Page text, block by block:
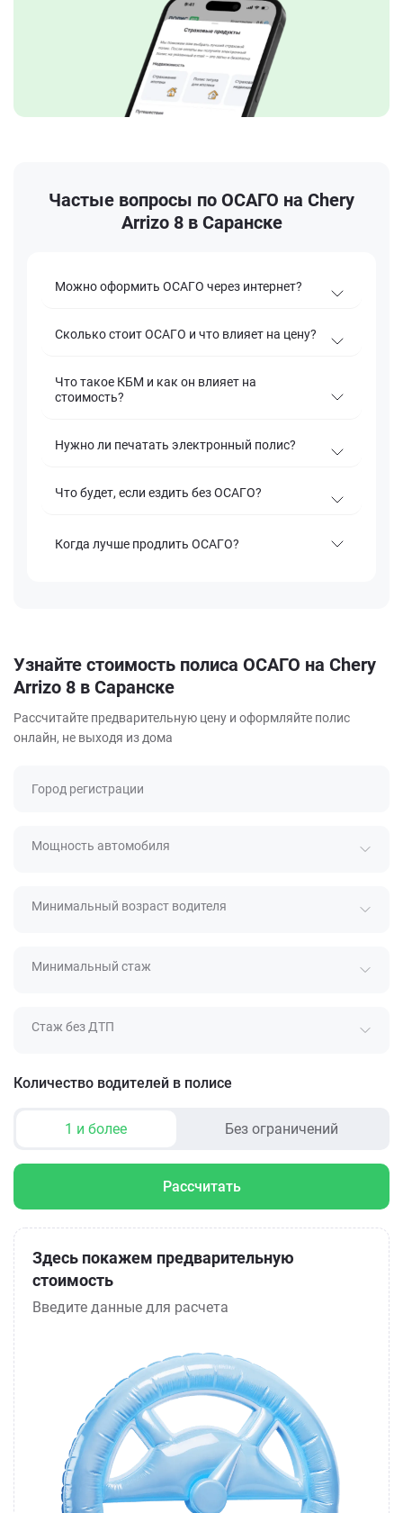
Частые вопросы по ОСАГО на Chery
Arrizo 8 в Саранске
Можно оформить ОСАГО через интернет?
Сколько стоит ОСАГО и что влияет на цену?
Что такое КБМ и как он влияет на
стоимость?
Нужно ли печатать электронный полис?
Что будет, если ездить без ОСАГО?
Когда лучше продлить ОСАГО?
Узнайте стоимость полиса ОСАГО на Chery
Arrizo 8 в Саранске
Рассчитайте предварительную цену и оформляйте полис
онлайн, не выходя из дома
Город регистрации
Мощность автомобиля
Минимальный возраст водителя
Минимальный стаж
Стаж без ДТП
Количество водителей в полисе
1 и более Без ограничений
Рассчитать
Здесь покажем предварительную
стоимость
Введите данные для расчета